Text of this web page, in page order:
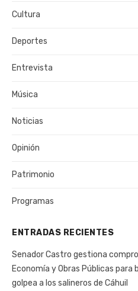
Cultura
Deportes
Entrevista
Música
Noticias
Opinión
Patrimonio
Programas
ENTRADAS RECIENTES
Senador Castro gestiona
Economía y Obras Públicas para
golpea a los salineros de Cáhuil